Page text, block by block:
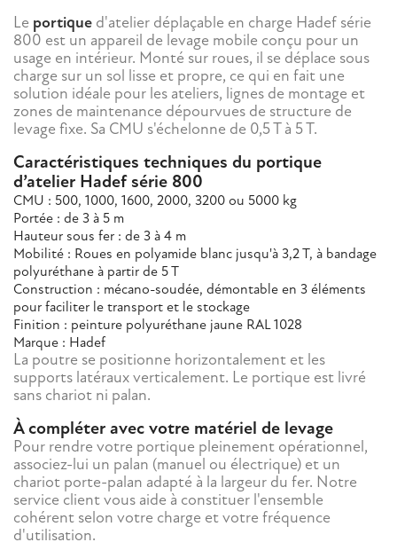
Le portique d'atelier déplaçable en charge Hadef série
800 est un appareil de levage mobile conçu pour un
usage en intérieur. Monté sur roues, il se déplace sous
charge sur un sol lisse et propre, ce qui en fait une
solution idéale pour les ateliers, lignes de montage et
zones de maintenance dépourvues de structure de
levage fixe. Sa CMU s'échelonne de 0,5 T à 5 T.
Caractéristiques techniques du portique
d’atelier Hadef série 800
CMU : 500, 1000, 1600, 2000, 3200 ou 5000 kg
Portée : de 3 à 5 m
Hauteur sous fer : de 3 à 4 m
Mobilité : Roues en polyamide blanc jusqu'à 3,2 T, à bandage
polyuréthane à partir de 5 T
Construction : mécano-soudée, démontable en 3 éléments
pour faciliter le transport et le stockage
Finition : peinture polyuréthane jaune RAL 1028
Marque : Hadef
La poutre se positionne horizontalement et les
supports latéraux verticalement. Le portique est livré
sans chariot ni palan.
À compléter avec votre matériel de levage
Pour rendre votre portique pleinement opérationnel,
associez-lui un palan (manuel ou électrique) et un
chariot porte-palan adapté à la largeur du fer. Notre
service client vous aide à constituer l'ensemble
cohérent selon votre charge et votre fréquence
d'utilisation.